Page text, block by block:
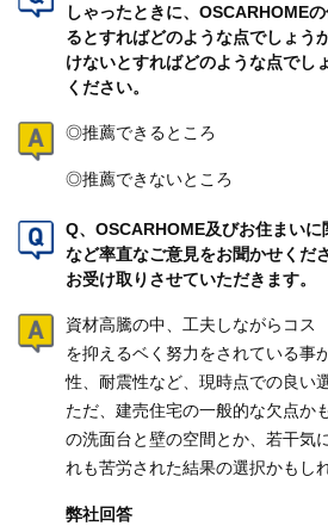
しゃったときに、OSCARHOME
るとすればどのような点でしょう
けないとすればどのような点でし
ください。
◎推薦できるところ
◎推薦できないところ
Q、OSCARHOME及びお住まい
など率直なご意見をお聞かせくだ
お受け取りさせていただきます。
資材高騰の中、工夫しながらコス
を抑えるベく努力をされている事
性、耐震性など、現時点での良い
ただ、建売住宅の一般的な欠点か
の洗面台と壁の空間とか、若干気
れも苦労された結果の選択かもし
弊社回答